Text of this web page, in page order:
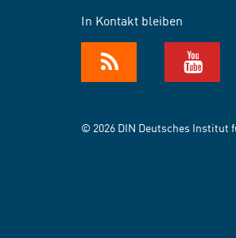
In Kontakt bleiben
© 2026 DIN Deutsches Institut